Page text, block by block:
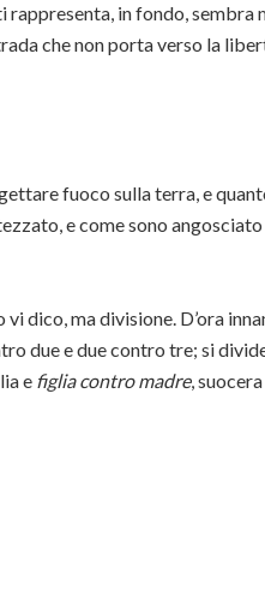
rappresenta, in fondo, sembra
che non porta verso la
fuoco sulla terra, e
e come sono
dico, ma divisione. D’ora
due e due contro tre; si
e figlia contro madre,